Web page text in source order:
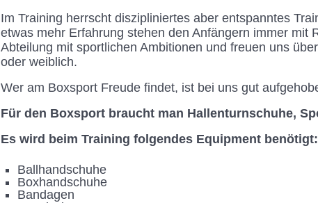
Im Training herrscht diszipliniertes aber entspanntes
etwas mehr Erfahrung stehen den Anfängern immer mit
Abteilung mit sportlichen Ambitionen und freuen uns
oder weiblich.
Wer am Boxsport Freude findet, ist bei uns gut
Für den Boxsport braucht man Hallenturnschuhe,
Es wird beim Training folgendes Equipment benötigt:
Ballhandschuhe
Boxhandschuhe
Bandagen